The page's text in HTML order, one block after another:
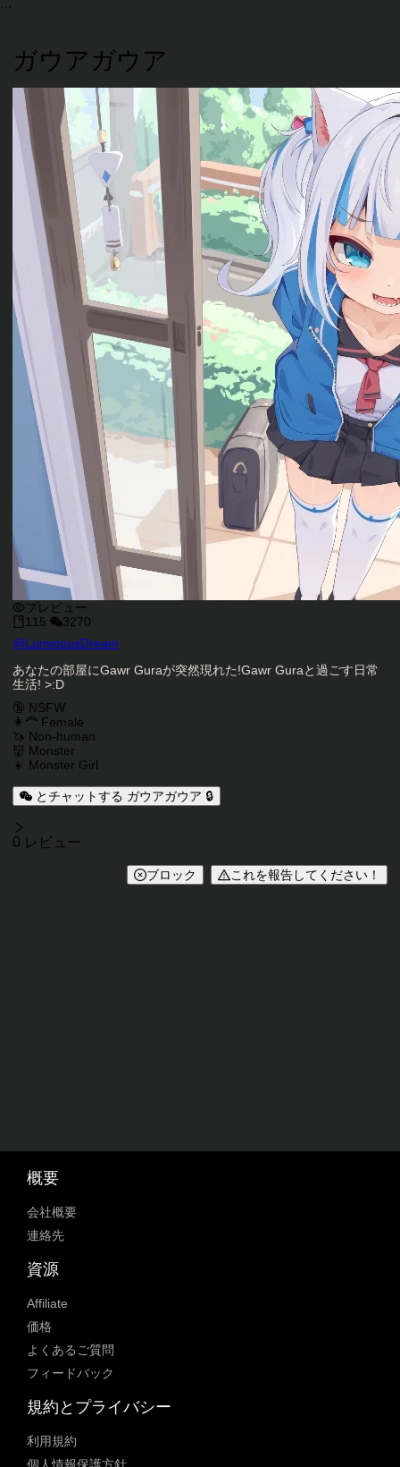
ガウアガウア
プレビュー
115
3270
キャラクタークリエイター
@LuminousDream
キャラクター説明
あなたの部屋にGawr Guraが突然現れた!Gawr Guraと過ごす日常
生活! >:D
キャラクタータグ
🔞 NSFW
👩‍🦰 Female
🦄 Non-human
👹 Monster
👧 Monster Girl
とチャットする ガウアガウア 🔒
レビュー
0 レビュー
ブロック これを報告してください！
概要
会社概要
連絡先
資源
Affiliate
価格
よくあるご質問
フィードバック
規約とプライバシー
利用規約
個人情報保護方針